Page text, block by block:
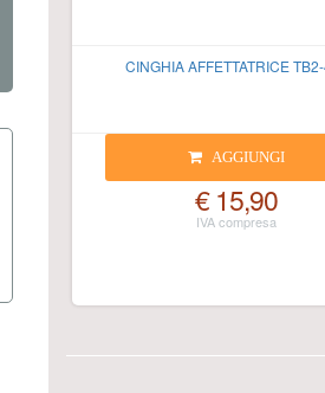
CINGHIA AFFETTATRICE
AGGIUNGI
€ 15,90